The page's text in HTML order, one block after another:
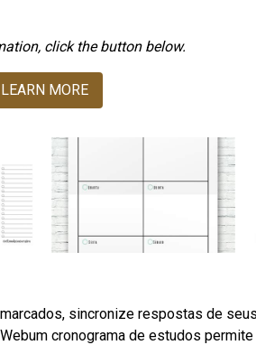
click the button below.
LEARN MORE
sincronize respostas de
cronograma de estudos